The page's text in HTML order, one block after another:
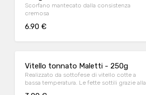
Scorfano mantecato dalla consistenza
cremosa
6.90 €
Vitello tonnato Maletti - 250g
Realizzato da sottofese di vitello cotte a
bassa temperatura. Le fette sottili grazie alla